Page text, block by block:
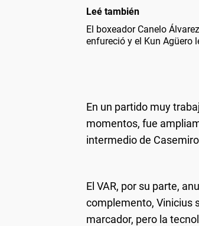
Leé también
El boxeador Canelo
enfureció y el Kun Agüero
En un partido muy
momentos, fue
intermedio de
El VAR, por su parte,
complemento, Vinicius
marcador, pero la